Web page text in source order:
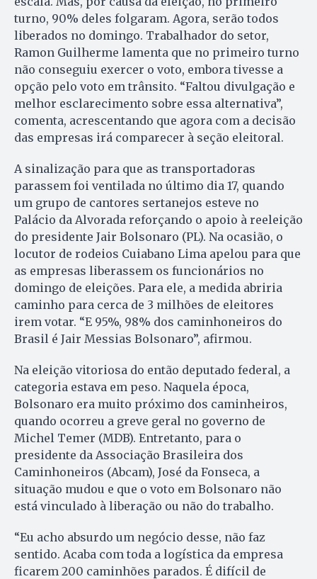
turno, 90% deles folgaram. Agora, serão todos
liberados no domingo. Trabalhador do setor,
Ramon Guilherme lamenta que no primeiro turno
não conseguiu exercer o voto, embora tivesse a
opção pelo voto em trânsito. “Faltou divulgação e
melhor esclarecimento sobre essa alternativa”,
comenta, acrescentando que agora com a decisão
das empresas irá comparecer à seção eleitoral.
A sinalização para que as transportadoras
parassem foi ventilada no último dia 17, quando
um grupo de cantores sertanejos esteve no
Palácio da Alvorada reforçando o apoio à reeleição
do presidente Jair Bolsonaro (PL). Na ocasião, o
locutor de rodeios Cuiabano Lima apelou para que
as empresas liberassem os funcionários no
domingo de eleições. Para ele, a medida abriria
caminho para cerca de 3 milhões de eleitores
irem votar. “E 95%, 98% dos caminhoneiros do
Brasil é Jair Messias Bolsonaro”, afirmou.
Na eleição vitoriosa do então deputado federal, a
categoria estava em peso. Naquela época,
Bolsonaro era muito próximo dos caminheiros,
quando ocorreu a greve geral no governo de
Michel Temer (MDB). Entretanto, para o
presidente da Associação Brasileira dos
Caminhoneiros (Abcam), José da Fonseca, a
situação mudou e que o voto em Bolsonaro não
está vinculado à liberação ou não do trabalho.
“Eu acho absurdo um negócio desse, não faz
sentido. Acaba com toda a logística da empresa
ficarem 200 caminhões parados. É difícil de